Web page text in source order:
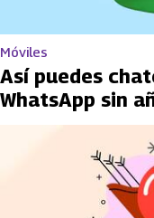
Móviles
Así puedes
WhatsApp sin